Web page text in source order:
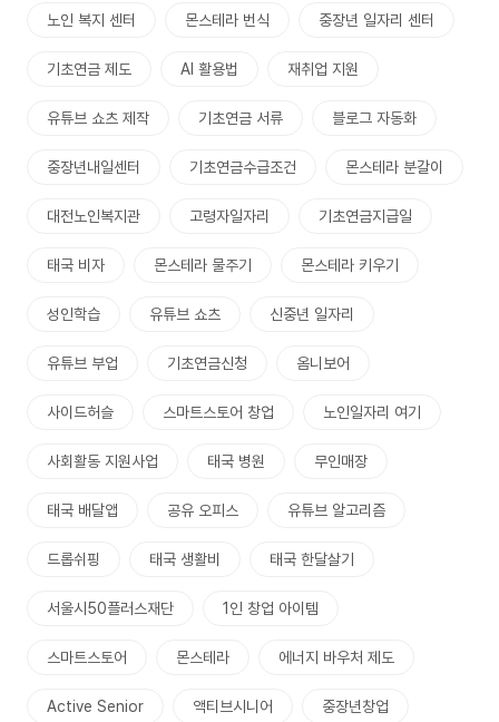
노인 복지 센터 몬스테라 번식 중장년 일자리 센터
기초연금 제도 AI 활용법 재취업 지원
유튜브 쇼츠 제작 기초연금 서류 블로그 자동화
중장년내일센터 기초연금수급조건 몬스테라 분갈이
대전노인복지관 고령자일자리 기초연금지급일
태국 비자 몬스테라 물주기 몬스테라 키우기
성인학습 유튜브 쇼츠 신중년 일자리
유튜브 부업 기초연금신청 옴니보어
사이드허슬 스마트스토어 창업 노인일자리 여기
사회활동 지원사업 태국 병원 무인매장
태국 배달앱 공유 오피스 유튜브 알고리즘
드롭쉬핑 태국 생활비 태국 한달살기
서울시50플러스재단 1인 창업 아이템
스마트스토어 몬스테라 에너지 바우처 제도
Active Senior 액티브시니어 중장년창업